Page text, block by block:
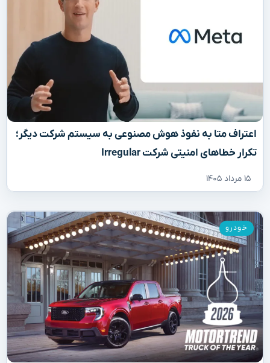
اعتراف متا به نفوذ هوش مصنوعی به سیستم شرکت دیگر؛
تکرار خطاهای امنیتی شرکت Irregular
۱۵ مرداد ۱۴۰۵
خودرو